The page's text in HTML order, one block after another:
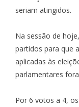
seriam atingidos.
Na sessão de
partidos para que
aplicadas às
parlamentares
Por 6 votos a 4,